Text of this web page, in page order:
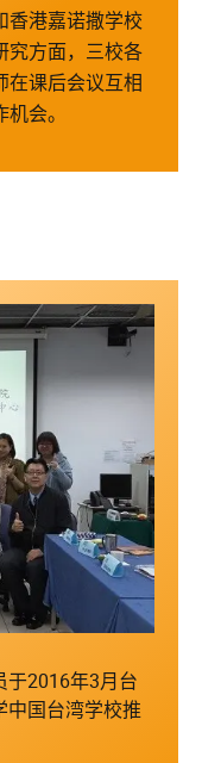
香港嘉诺撒学校
究方面，三校各
在课后会议互相
会。
于2016年3月台
中国台湾学校推